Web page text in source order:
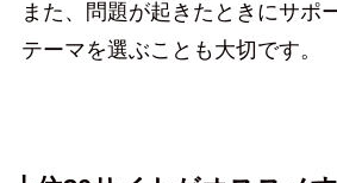
また、問題が起きたときにサポ
テーマを選ぶことも大切です。